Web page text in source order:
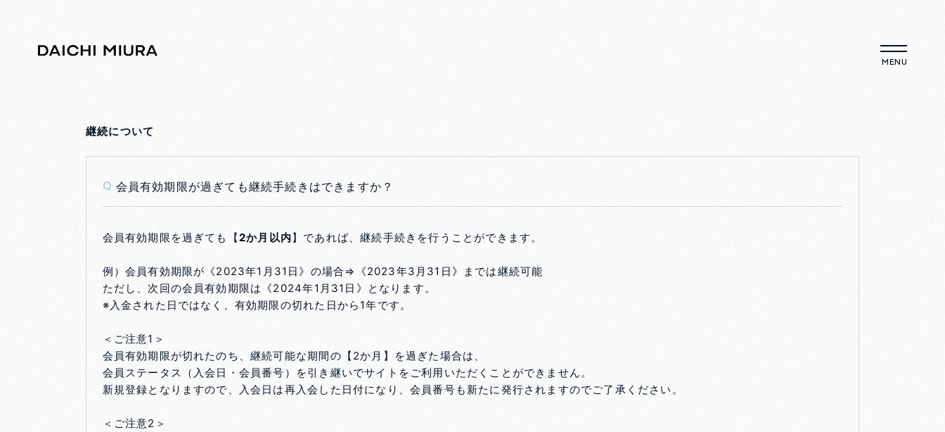
継続について
Q 会員有効期限が過ぎても継続手続きはできますか？
会員有効期限を過ぎても【2か月以内】であれば、継続手続きを行うことができます。
例）会員有効期限が《2023年1月31日》の場合⇒《2023年3月31日》までは継続可能
ただし、次回の会員有効期限は《2024年1月31日》となります。
※入金された日ではなく、有効期限の切れた日から1年です。
＜ご注意1＞
会員有効期限が切れたのち、継続可能な期間の【2か月】を過ぎた場合は、
会員ステータス（入会日・会員番号）を引き継いでサイトをご利用いただくことができません。
新規登録となりますので、入会日は再入会した日付になり、会員番号も新たに発行されますのでご了承ください。
＜ご注意2＞